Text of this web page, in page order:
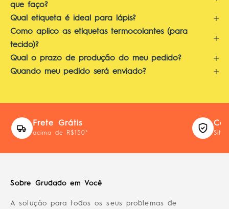
que faço?
Qual etiqueta é ideal para lápis?
Como aplico as etiquetas termocolantes (para
tecido)?
Qual o prazo de produção do meu pedido?
Quando meu pedido será enviado?
Frete Grátis
acima de R$150* Site
Sobre Grudado em Você
A solução para todos os seus problemas de